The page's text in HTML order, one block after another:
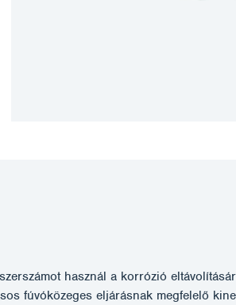
használ a korrózió
fúvóközeges eljárásnak megfelelő